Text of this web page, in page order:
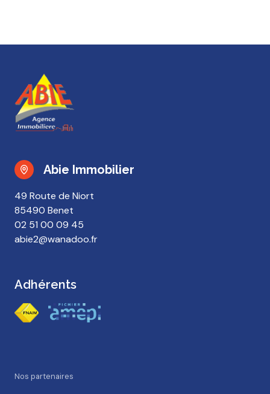
Abie Immobilier
02 51 00 09 45
abie2@wanadoo.fr
49 Route de Niort
85490 Benet
Adhérents
Nos partenaires